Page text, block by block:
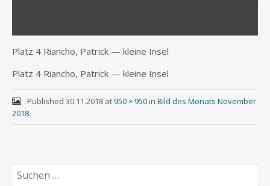
Platz 4 Riancho, Patrick — klei­ne Insel
Platz 4 Riancho, Patrick — klei­ne Insel
Published 30.11.2018at950 × 950in Bild des Monats November
2018.
Suchen
nach: